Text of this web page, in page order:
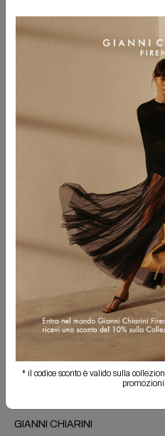
... al momento non è
Se hai eseguito una ricerca
suggerimenti e
Controlla che tutte le parole
Prova con
Prova con
GIANNI CHIARINI
REGISTRATI ALLA
Iscriviti alla newsletter per
ricevere update esclusivi.
Inviando questo modulo dichiaro di aver
dei miei dati e acconsento al trattamento
* il codice sconto è valido sulla
promozioni